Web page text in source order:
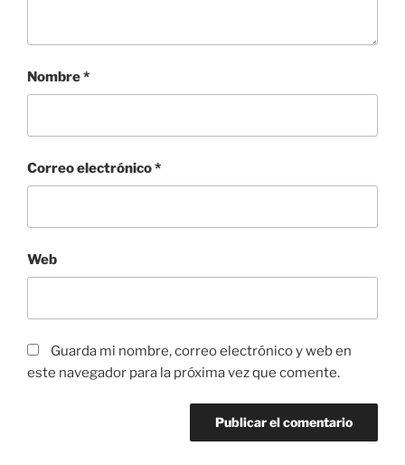
Nombre*
Correo electrónico*
Web
Guarda mi nombre, correo electrónico y web en
este navegador para la próxima vez que comente.